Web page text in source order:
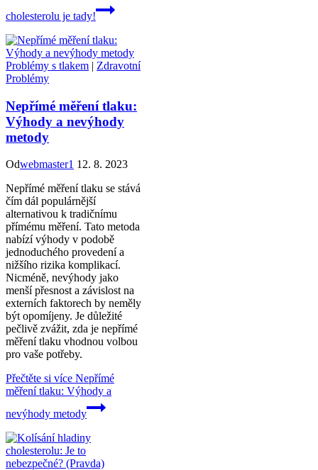
cholesterolu je tady!
Problémy s tlakem | Zdravotní
Problémy
Nepřímé měření tlaku:
Výhody a nevýhody
metody
Odwebmaster1 12. 8. 2023
Nepřímé měření tlaku se stává
čím dál populárnější
alternativou k tradičnímu
přímému měření. Tato metoda
nabízí výhody v podobě
jednoduchého provedení a
nižšího rizika komplikací.
Nicméně, nevýhody jako
menší přesnost a závislost na
externích faktorech by neměly
být opomíjeny. Je důležité
pečlivě zvážit, zda je nepřímé
měření tlaku vhodnou volbou
pro vaše potřeby.
Přečtěte si více Nepřímé
měření tlaku: Výhody a
nevýhody metody